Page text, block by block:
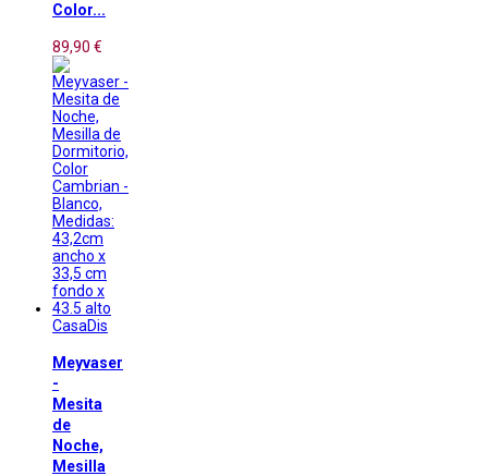
Color...
89,90 €
CasaDis
Meyvaser
-
Mesita
de
Noche,
Mesilla